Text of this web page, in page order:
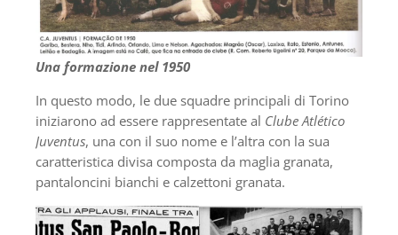
Una formazione nel 1950
In questo modo, le due squadre principali di Torino
iniziarono ad essere rappresentate al Clube Atlético
Juventus, una con il suo nome e l’altra con la sua
caratteristica divisa composta da maglia granata,
pantaloncini bianchi e calzettoni granata.